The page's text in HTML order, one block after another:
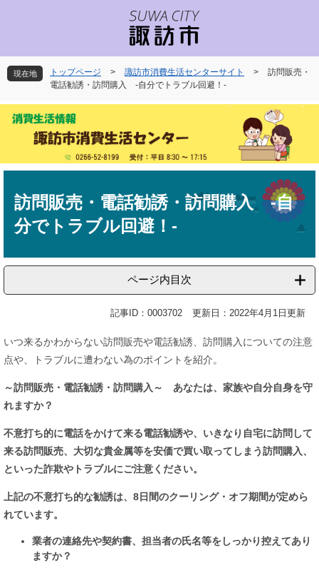
先
頭
を
飛
へ
現在地 トップページ > 諏訪市消費生活センターサイト >
訪問販売・
電話勧誘・訪問購入 -自分でトラブル回避！-
訪問販売・電話勧誘・訪問購入 -自
分でトラブル回避！-
ページ内目次
記事ID：0003702 更新日：2022年4月1日更新
いつ来るかわからない訪問販売や電話勧誘、訪問購入についての注意
点や、トラブルに遭わない為のポイントを紹介。
～訪問販売・電話勧誘・訪問購入 ～
あなたは、家族や自分自身を守
れますか？
不意打ち的に電話をかけて来る電話勧誘や、いきなり自宅に訪問して
来る訪問販売、大切な貴金属等を安価で買い取って しまう訪問購入、
といった詐欺やトラブルにご注意ください。
上記の不意打ち的な勧誘は、8日間のクーリング・オフ期間が定めら
れています。
業者の連絡先や契約書、担当者の氏名等をしっかり控えてあり
ますか？